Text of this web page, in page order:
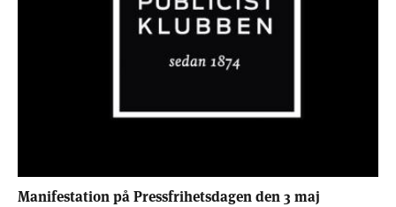
Manifestation på Pressfrihetsdagen den 3 maj